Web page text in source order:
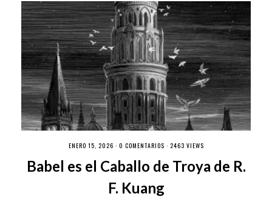
ENERO 15, 2026 · 0 COMENTARIOS · 2463 VIEWS
Babel es el Caballo de Troya de R.
F. Kuang